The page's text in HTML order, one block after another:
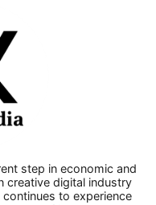
step in economic and
creative digital industry
to experience